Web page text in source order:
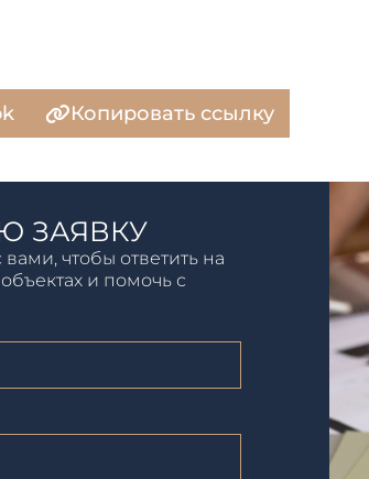
Копировать ссылку
ЗАЯВКУ
чтобы ответить на
и помочь с